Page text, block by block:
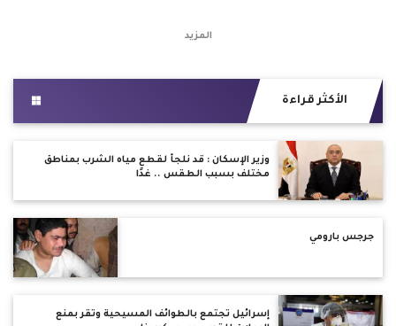
المزيد
الأكثر قراءة
وزير الإسكان : قد نلجأ لقطع مياه الشُرب بمناطق
مختلف بسبب الطقس .. غدًا
جرجس بارومي
إسرائيل تجتمع بالطوائف المسيحية وتقر بمنع